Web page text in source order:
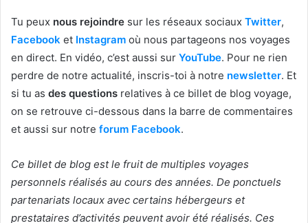
Tu peux nous rejoindre sur les réseaux sociaux Twitter,
Facebook et Instagram où nous partageons nos voyages
en direct. En vidéo, c’est aussi sur YouTube. Pour ne rien
perdre de notre actualité, inscris-toi à notre newsletter. Et
si tu as des questions relatives à ce billet de blog voyage,
on se retrouve ci-dessous dans la barre de commentaires
et aussi sur notre forum Facebook.
Ce billet de blog est le fruit de multiples voyages
personnels réalisés au cours des années. De ponctuels
partenariats locaux avec certains hébergeurs et
prestataires d’activités peuvent avoir été réalisés. Ces